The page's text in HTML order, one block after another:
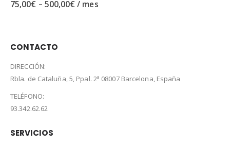
CONTACTO
DIRECCIÓN:
Rbla. de Cataluña, 5, Ppal. 2ª 08007 Barcelona, España
TELÉFONO:
93.342.62.62
SERVICIOS